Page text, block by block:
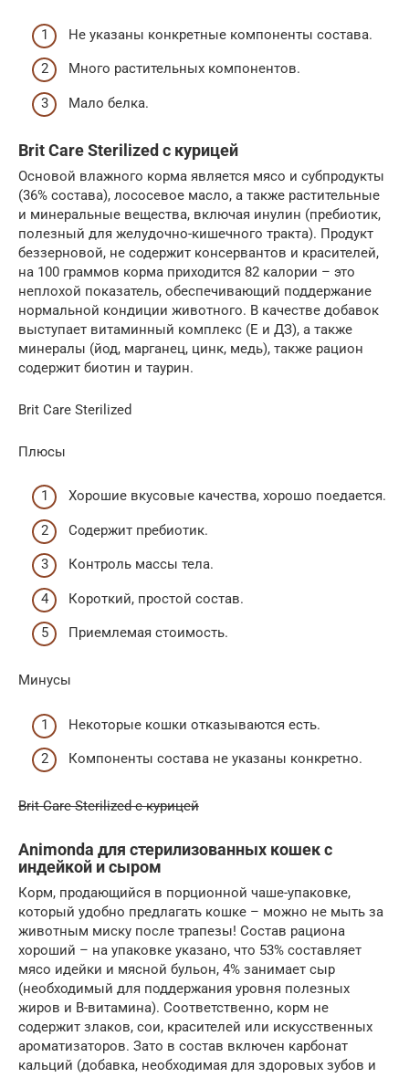
Не указаны конкретные компоненты состава.
Много растительных компонентов.
Мало белка.
Brit Care Sterilized с курицей
Основой влажного корма является мясо и субпродукты
(36% состава), лососевое масло, а также растительные
и минеральные вещества, включая инулин (пребиотик,
полезный для желудочно-кишечного тракта). Продукт
беззерновой, не содержит консервантов и красителей,
на 100 граммов корма приходится 82 калории – это
неплохой показатель, обеспечивающий поддержание
нормальной кондиции животного. В качестве добавок
выступает витаминный комплекс (Е и ДЗ), а также
минералы (йод, марганец, цинк, медь), также рацион
содержит биотин и таурин.
Brit Care Sterilized
Плюсы
Хорошие вкусовые качества, хорошо поедается.
Содержит пребиотик.
Контроль массы тела.
Короткий, простой состав.
Приемлемая стоимость.
Минусы
Некоторые кошки отказываются есть.
Компоненты состава не указаны конкретно.
Brit Care Sterilized с курицей
Animonda для стерилизованных кошек с
индейкой и сыром
Корм, продающийся в порционной чаше-упаковке,
который удобно предлагать кошке – можно не мыть за
животным миску после трапезы! Состав рациона
хороший – на упаковке указано, что 53% составляет
мясо идейки и мясной бульон, 4% занимает сыр
(необходимый для поддержания уровня полезных
жиров и В-витамина). Соответственно, корм не
содержит злаков, сои, красителей или искусственных
ароматизаторов. Зато в состав включен карбонат
кальций (добавка, необходимая для здоровых зубов и